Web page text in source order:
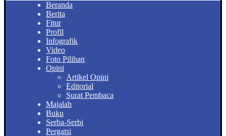
Beranda
Berita
Fitur
Profil
Infografik
Video
Foto Pilihan
Opini
Artikel Opini
Editorial
Surat Pembaca
Majalah
Buku
Serba-Serbi
Pergatsi